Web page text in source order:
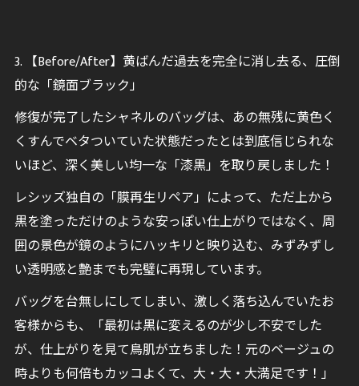
3. 【Before/After】黄ばんだ過去を完全に消し去る、圧倒
的な「鏡面ブラック」
修復が完了したシャネルのバッグは、あの無残に黄色く
くすんでベタついていた状態だったとは到底信じられな
いほど、深く美しい均一な「漆黒」を取り戻しました！
レシッズ独自の「膜再生リペア」によって、ただ上から
黒を塗っただけのような安っぽい仕上がりではなく、周
囲の景色が鏡のようにハッキリと映り込む、みずみずし
い透明感と艶までも完璧に再現しています。
バッグを台無しにしてしまい、激しく落ち込んでいたお
客様からも、「最初は黒に変えるのが少し不安でした
が、仕上がりを見て鳥肌が立ちました！元のベージュの
時よりも何倍もカッコよくて、大・大・大満足です！」